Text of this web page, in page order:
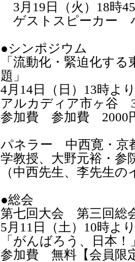
3月19日（火）18時
ゲストスピーカー
●シンポジウム
「流動化・緊迫化す
題」
4月14日（日）13時よ
アルカディア市ヶ谷
参加費 参加費 2000
パネラー 中西寛・京
学教授、大野元裕・
（中西先生、李先生
●総会
第七回大会 第三回総
5月11日（土）10時よ
「がんばろう、日本
参加費 無料【会員限